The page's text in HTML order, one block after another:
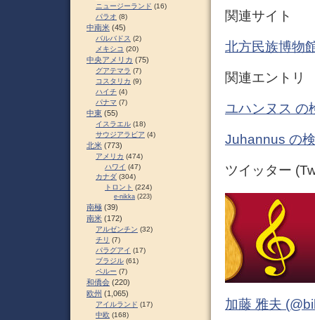
関連サイト
北方民族博物
関連エントリ
ユハンヌス の
Juhannus の
ツイッター
加藤 雅夫
ニュージーランド (16)
パラオ (8)
中南米 (45)
バルバドス (2)
メキシコ (20)
中央アメリカ (75)
グアテマラ (7)
コスタリカ (9)
ハイチ (4)
パナマ (7)
中東 (55)
イスラエル (18)
サウジアラビア (4)
北米 (773)
アメリカ (474)
ハワイ (47)
カナダ (304)
トロント (224)
e-nikka (223)
南極 (39)
南米 (172)
アルゼンチン (32)
チリ (7)
パラグアイ (17)
ブラジル (61)
ペルー (7)
和僑会 (220)
欧州 (1,065)
アイルランド (17)
中欧 (168)